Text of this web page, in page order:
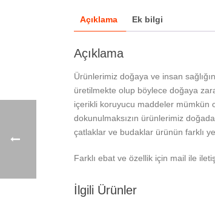
Açıklama Ek bilgi
Açıklama
Ürünlerimiz doğaya ve insan
üretilmekte olup böylece doğaya
içerikli koruyucu maddeler mümkün
dokunulmaksızın ürünlerimiz
çatlaklar ve budaklar ürünün farklı
Farklı ebat ve özellik için mail ile
İlgili Ürünler